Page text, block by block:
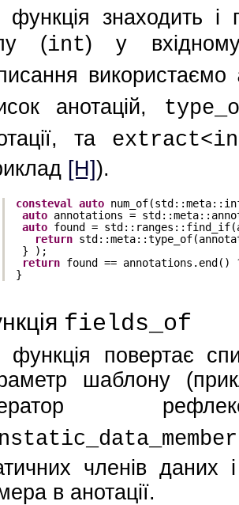
знаходить і
(int) у вхідному
використаємо
анотацій,
та
[H]).
consteval auto
auto annotations =
auto found =
return
} );
return found ==
}
fields_of
повертає
шаблону
членів даних
в анотації.